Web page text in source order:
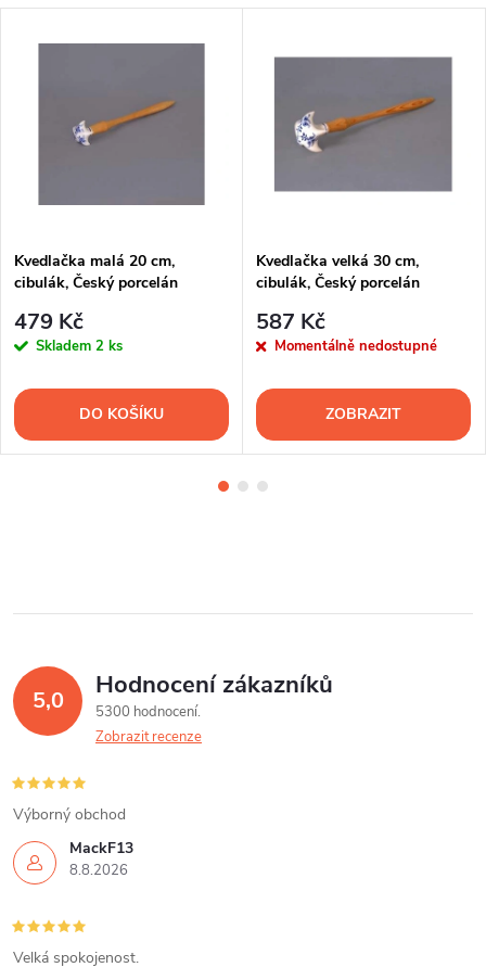
Kvedlačka malá 20 cm,
cibulák, Český porcelán
479 Kč
Skladem 2 ks
DO KOŠÍKU
Kvedlačka velká 30 cm,
cibulák, Český porcelán
587 Kč
Momentálně nedostupné
ZOBRAZIT
5,0 Hodnocení zákazníků
5300 hodnocení
Zobrazit recenze
MackF13
8.8.2026
Výborný obchod
Velká spokojenost.